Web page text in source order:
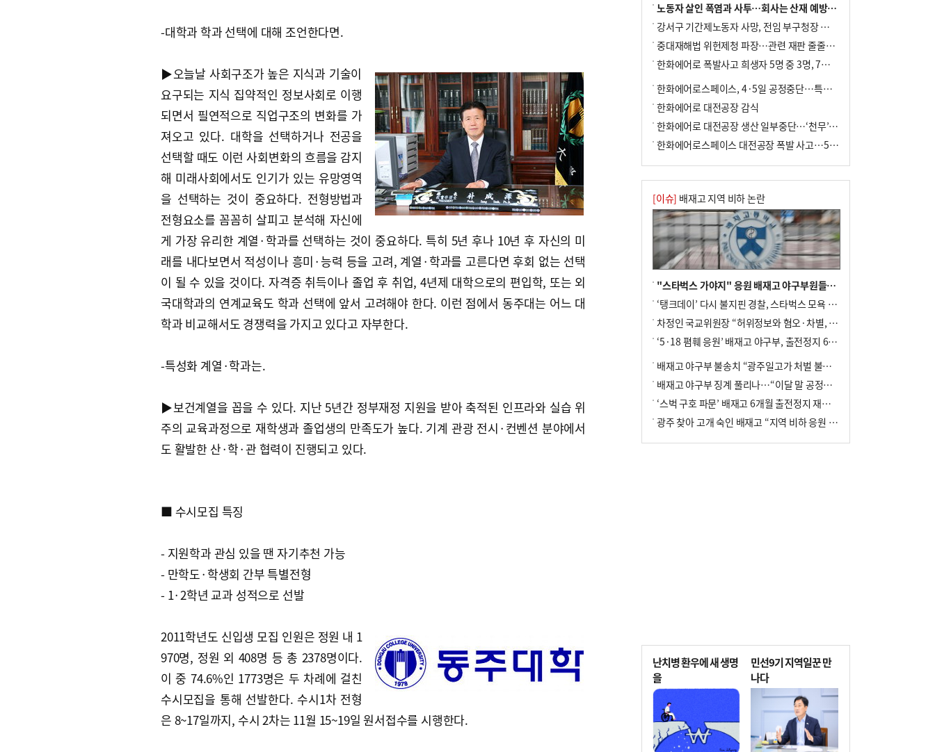
-대학과 학과 선택에 대해 조언한다면.
▶오늘날 사회구조가 높은 지식과 기술이
요구되는 지식 집약적인 정보사회로 이행
되면서 필연적으로 직업구조의 변화를 가
져오고 있다. 대학을 선택하거나 전공을
선택할 때도 이런 사회변화의 흐름을 감지
해 미래사회에서도 인기가 있는 유망영역
을 선택하는 것이 중요하다. 전형방법과
전형요소를 꼼꼼히 살피고 분석해 자신에
게 가장 유리한 계열·학과를 선택하는 것이 중요하다. 특히 5년 후나 10년 후 자신의 미
래를 내다보면서 적성이나 흥미·능력 등을 고려, 계열·학과를 고른다면 후회 없는 선택
이 될 수 있을 것이다. 자격증 취득이나 졸업 후 취업, 4년제 대학으로의 편입학, 또는 외
국대학과의 연계교육도 학과 선택에 앞서 고려해야 한다. 이런 점에서 동주대는 어느 대
학과 비교해서도 경쟁력을 가지고 있다고 자부한다.
-특성화 계열·학과는.
▶보건계열을 꼽을 수 있다. 지난 5년간 정부재정 지원을 받아 축적된 인프라와 실습 위
주의 교육과정으로 재학생과 졸업생의 만족도가 높다. 기계 관광 전시·컨벤션 분야에서
도 활발한 산·학·관 협력이 진행되고 있다.
■ 수시모집 특징
- 지원학과 관심 있을 땐 자기추천 가능
- 만학도·학생회 간부 특별전형
- 1·2학년 교과 성적으로 선발
2011학년도 신입생 모집 인원은 정원 내 1
970명, 정원 외 408명 등 총 2378명이다.
이 중 74.6%인 1773명은 두 차례에 걸친
수시모집을 통해 선발한다. 수시1차 전형
은 8~17일까지, 수시 2차는 11월 15~19일 원서접수를 시행한다.
노동자 살인 폭염과 사투…회사는 산재 예방·전기료 절감 전력
강서구 기간제노동자 사망, 전임 부구청장 檢 송치
중대재해법 위헌제청 파장…관련 재판 줄줄이 브레이크
한화에어로 폭발사고 희생자 5명 중 3명, 7일 영면
한화에어로스페이스, 4·5일 공정중단…특별 안전점검
한화에어로 대전공장 감식
한화에어로 대전공장 생산 일부중단…‘천무’ 수출 비상
한화에어로스페이스 대전공장 폭발 사고…5명 사망·2명 부상(종합)
[이슈] 배재고 지역 비하 논란
"스타벅스 가야지" 응원 배재고 야구부원들, 학교서 징계 처분
‘탱크데이’ 다시 불지핀 경찰, 스타벅스 모욕 혐의 압수수색
차정인 국교위원장 “허위정보와 혐오·차별, 학교 교실까지 유입"
‘5·18 폄훼 응원’ 배재고 야구부, 출전정지 6개월→1개월 감경
배재고 야구부 불송치 “광주일고가 처벌 불원 의사 표해”
배재고 야구부 징계 풀리나…“이달 말 공정위서 재심의”
‘스벅 구호 파문’ 배재고 6개월 출전정지 재심 신청키로
광주 찾아 고개 숙인 배재고 “지역 비하 응원 잘못”(종합)
난치병 환우에 새 생명
을
민선9기 지역일꾼 만
나다